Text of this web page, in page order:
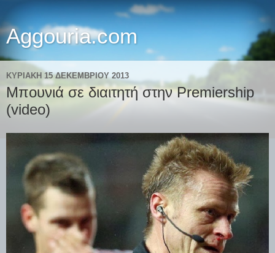
Aggouria.com
ΚΥΡΙΑΚΉ 15 ΔΕΚΕΜΒΡΊΟΥ 2013
Μπουνιά σε διαιτητή στην Premiership
(video)